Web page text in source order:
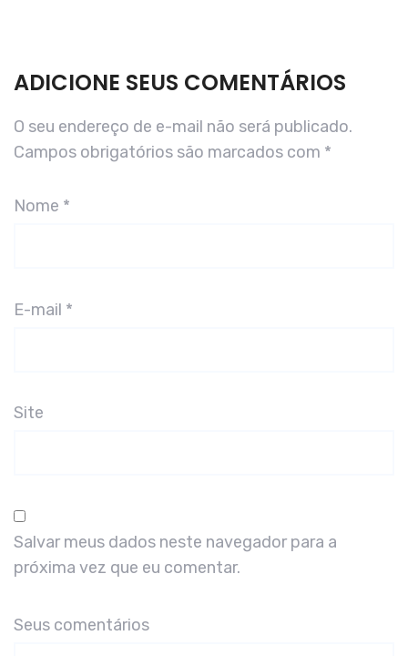
ADICIONE SEUS COMENTÁRIOS
O seu endereço de e-mail não será publicado.
Campos obrigatórios são marcados com *
Nome *
E-mail *
Site
Salvar meus dados neste navegador para a
próxima vez que eu comentar.
Seus comentários